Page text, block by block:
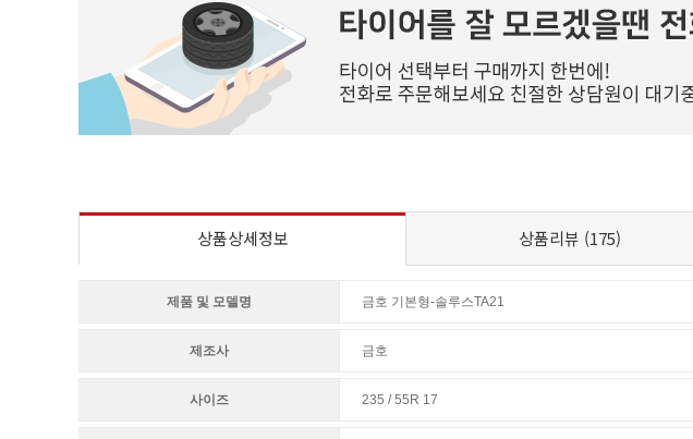
상품상세정보 상품리뷰 (175)
제품 및 모델명 금호 기본형-솔루스TA21
제조사 금호
사이즈 235 / 55R 17